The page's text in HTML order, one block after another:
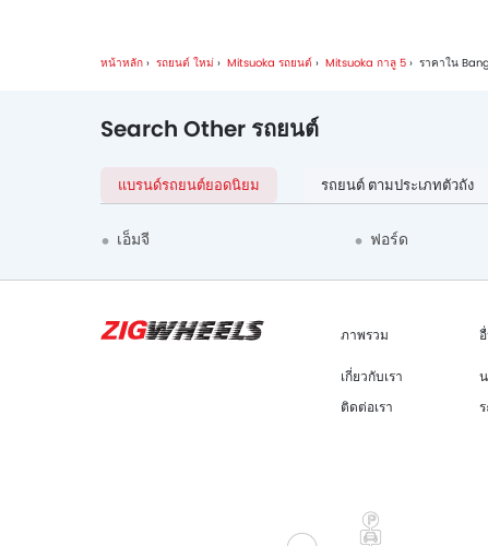
หน้าหลัก รถยนต์ ใหม่ Mitsuoka รถยนต์ Mitsuoka กาลู 5 ราคาใน
Search Other รถยนต์
แบรนด์รถยนต์ยอดนิยม รถยนต์ ตามประเภทตัวถัง
เอ็มจี ฟอร์ด
ภาพรวม
เกี่ยวกับเรา
ติดต่อเรา